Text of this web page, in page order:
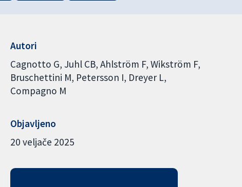
Autori
Cagnotto G Juhl CB Ahlström F Wikström F
Bruschettini M Petersson I Dreyer L
Compagno M
Objavljeno
20 veljače 2025